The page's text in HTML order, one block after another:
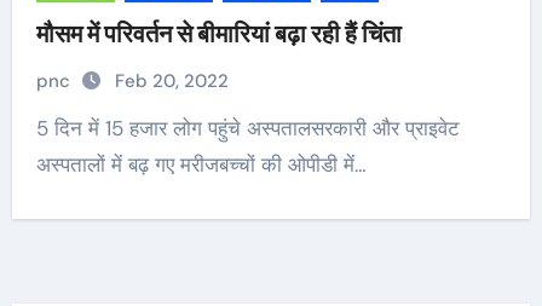
मौसम में परिवर्तन से बीमारियां बढ़ा रही हैं चिंता
pnc Feb 20, 2022
5 दिन में 15 हजार लोग पहुंचे अस्पतालसरकारी और प्राइवेट
अस्पतालों में बढ़ गए मरीजबच्चों की ओपीडी में…